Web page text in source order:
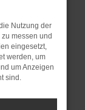
Stand
dazu
nicht mehr
versucht
Nutzung der
messen und
eingesetzt,
werden, um
um Anzeigen
sind.